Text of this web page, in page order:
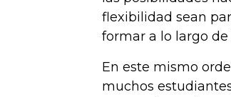
flexibilidad sean
formar a lo largo de
En este mismo
muchos